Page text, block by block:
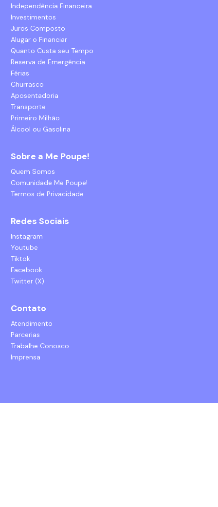
Independência Financeira
Investimentos
Juros Composto
Alugar o Financiar
Quanto Custa seu Tempo
Reserva de Emergência
Férias
Churrasco
Aposentadoria
Transporte
Primeiro Milhão
Álcool ou Gasolina
Sobre a Me Poupe!
Quem Somos
Comunidade Me Poupe!
Termos de Privacidade
Redes Sociais
Instagram
Youtube
Tiktok
Facebook
Twitter (X)
Contato
Atendimento
Parcerias
Trabalhe Conosco
Imprensa